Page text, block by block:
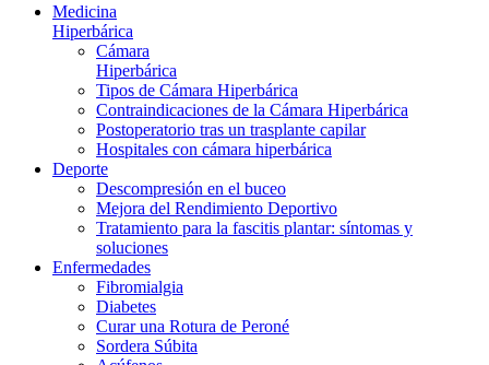
Medicina
Hiperbárica
Cámara
Hiperbárica
Tipos de Cámara Hiperbárica
Contraindicaciones de la Cámara Hiperbárica
Postoperatorio tras un trasplante capilar
Hospitales con cámara hiperbárica
Deporte
Descompresión en el buceo
Mejora del Rendimiento Deportivo
Tratamiento para la fascitis plantar: síntomas y
soluciones
Enfermedades
Fibromialgia
Diabetes
Curar una Rotura de Peroné
Sordera Súbita